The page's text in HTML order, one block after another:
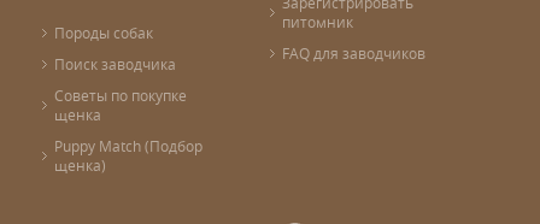
Породы собак
Поиск заводчика
Советы по покупке
щенка
Puppy Match (Подбор
щенка)
питомник
FAQ для заводчиков